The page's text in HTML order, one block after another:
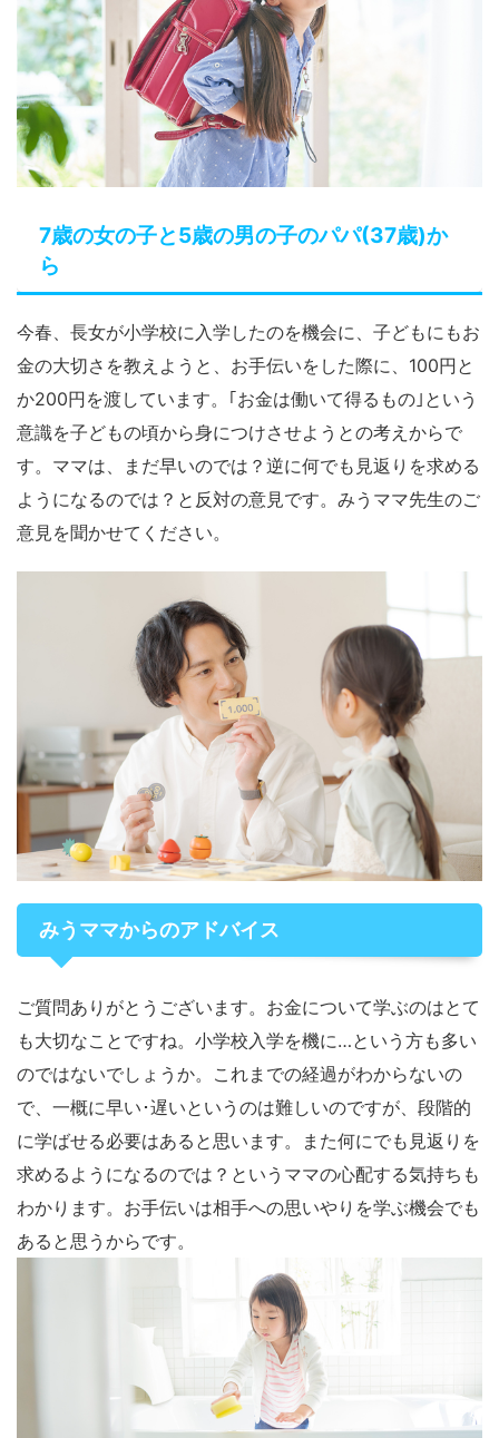
7歳の女の子と5歳の男の子のパパ(37歳)か
ら
今春、長女が小学校に入学したのを機会に、子どもにもお
金の大切さを教えようと、お手伝いをした際に、100円と
か200円を渡しています。｢お金は働いて得るもの｣という
意識を子どもの頃から身につけさせようとの考えからで
す。ママは、まだ早いのでは？逆に何でも見返りを求める
ようになるのでは？と反対の意見です。みうママ先生のご
意見を聞かせてください。
みうママからのアドバイス
ご質問ありがとうございます。お金について学ぶのはとて
も大切なことですね。小学校入学を機に…という方も多い
のではないでしょうか。これまでの経過がわからないの
で、一概に早い･遅いというのは難しいのですが、段階的
に学ばせる必要はあると思います。また何にでも見返りを
求めるようになるのでは？というママの心配する気持ちも
わかります。お手伝いは相手への思いやりを学ぶ機会でも
あると思うからです。